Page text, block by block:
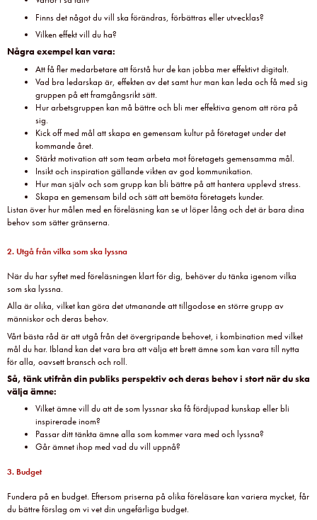
Finns det något du vill ska förändras, förbättras eller utvecklas?
Vilken effekt vill du ha?
Några exempel kan vara:
Att få fler medarbetare att förstå hur de kan jobba mer effektivt digitalt.
Vad bra ledarskap är, effekten av det samt hur man kan leda och få med sig
gruppen på ett framgångsrikt sätt.
Hur arbetsgruppen kan må bättre och bli mer effektiva genom att röra på
sig.
Kick off med mål att skapa en gemensam kultur på företaget under det
kommande året.
Stärkt motivation att som team arbeta mot företagets gemensamma mål.
Insikt och inspiration gällande vikten av god kommunikation.
Hur man själv och som grupp kan bli bättre på att hantera upplevd stress.
Skapa en gemensam bild och sätt att bemöta företagets kunder.
Listan över hur målen med en föreläsning kan se ut löper lång och det är bara dina
behov som sätter gränserna.
2. Utgå från vilka som ska lyssna
När du har syftet med föreläsningen klart för dig, behöver du tänka igenom vilka
som ska lyssna.
Alla är olika, vilket kan göra det utmanande att tillgodose en större grupp av
människor och deras behov.
Vårt bästa råd är att utgå från det övergripande behovet, i kombination med vilket
mål du har. Ibland kan det vara bra att välja ett brett ämne som kan vara till nytta
för alla, oavsett bransch och roll.
Så, tänk utifrån din publiks perspektiv och deras behov i stort när du ska
välja ämne:
Vilket ämne vill du att de som lyssnar ska få fördjupad kunskap eller bli
inspirerade inom?
Passar ditt tänkta ämne alla som kommer vara med och lyssna?
Går ämnet ihop med vad du vill uppnå?
3. Budget
Fundera på en budget. Eftersom priserna på olika föreläsare kan variera mycket, får
du bättre förslag om vi vet din ungefärliga budget.